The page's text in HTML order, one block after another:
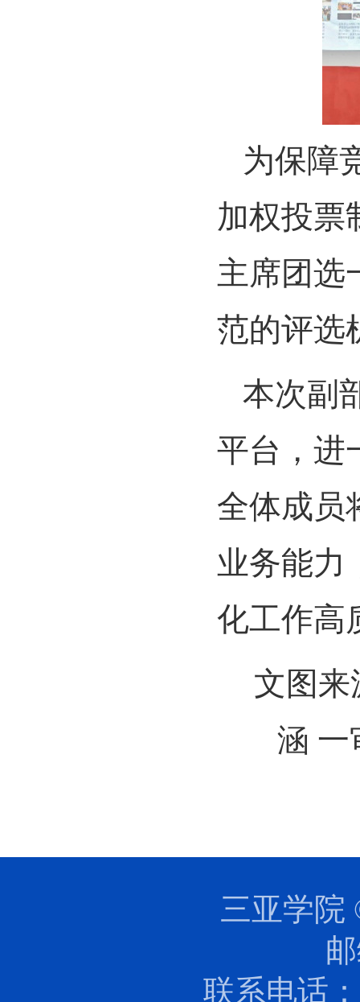
为保障
加权投票
主席团选
范的评选
本次副
平台，进
全体成员
业务能力
化工作高
文图
涵 一
三亚学院
联系电话